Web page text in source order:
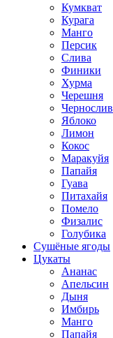
Кумкват
Курага
Манго
Персик
Слива
Финики
Хурма
Черешня
Чернослив
Яблоко
Лимон
Кокос
Маракуйя
Папайя
Гуава
Питахайя
Помело
Физалис
Голубика
Сушёные ягоды
Цукаты
Ананас
Апельсин
Дыня
Имбирь
Манго
Папайя